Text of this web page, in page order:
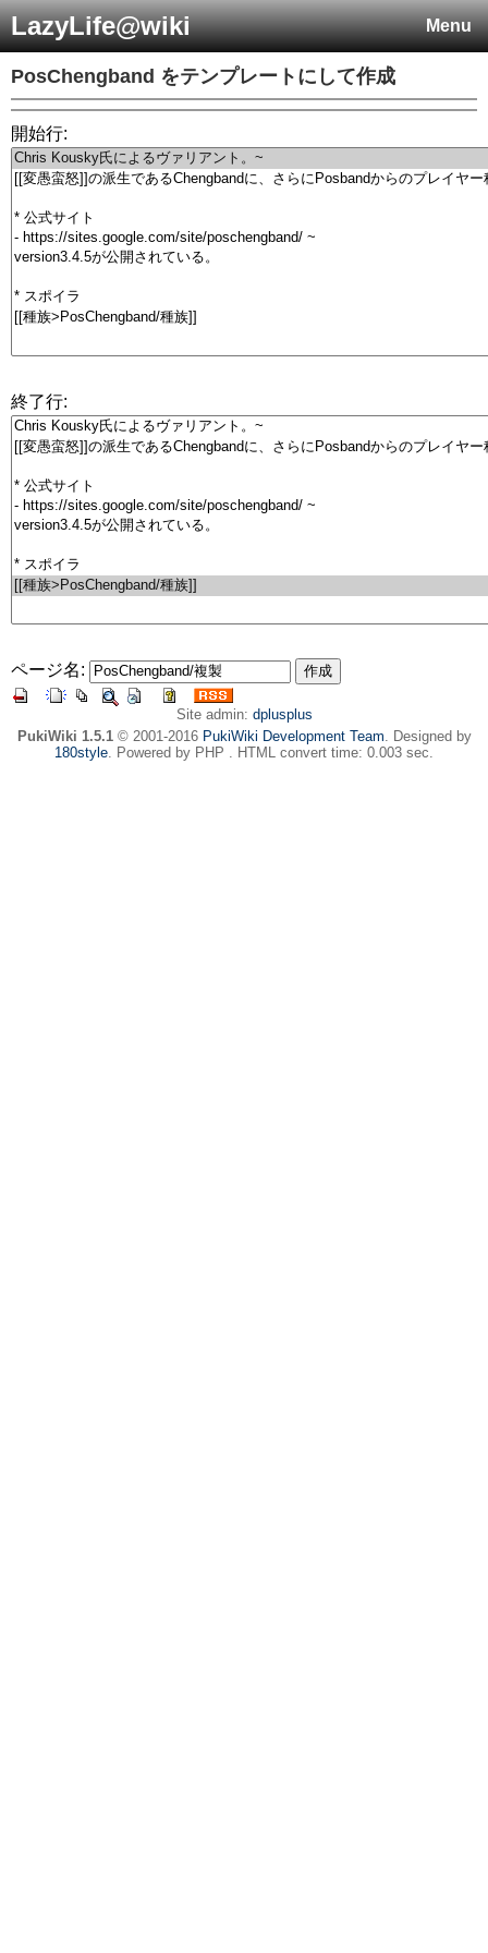
Menu
LazyLife@wiki
PosChengband をテンプレートにして作成
開始行:
終了行:
ページ名:
Site admin: dplusplus
PukiWiki 1.5.1© 2001-2016 PukiWiki Development Team. Designed by
180style. Powered by PHP . HTML convert time: 0.003 sec.